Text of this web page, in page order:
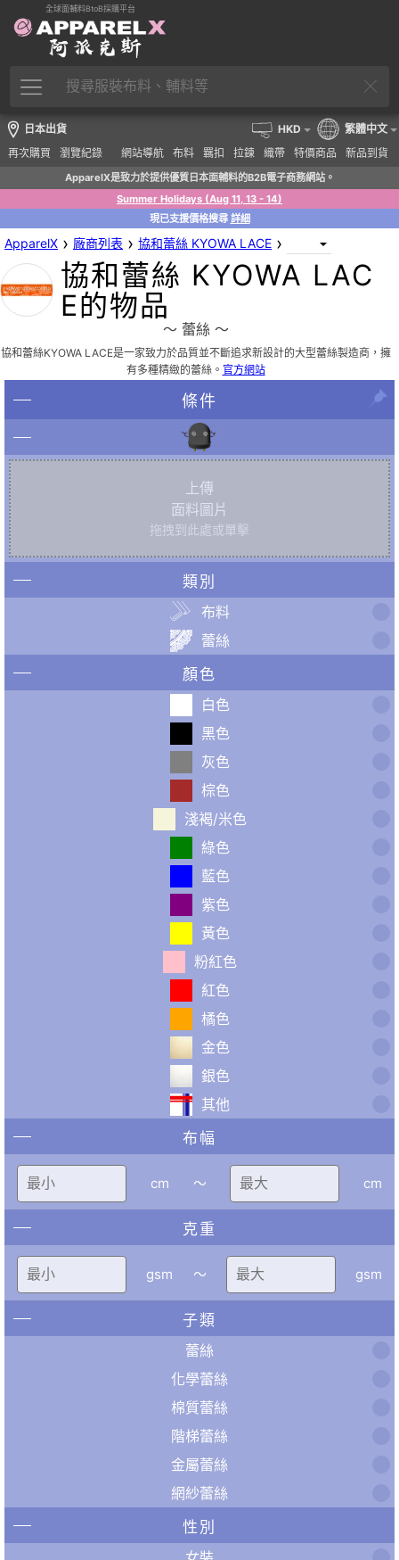
全球面輔料BtoB採購平台
日本出貨
再次購買
瀏覽紀錄 網站導航 布料 羈扣 拉鍊 織帶 特價商品 新品到貨
HKD 繁體中文
ApparelX是致力於提供優質日本面輔料的B2B電子商務網站。
Summer Holidays (Aug 11, 13 - 14)
現已支援價格搜尋 詳細
ApparelX › 廠商列表 › 協和蕾絲 KYOWA LACE ›
協和蕾絲 KYOWA LAC
E的物品
〜 蕾絲 〜
協和蕾絲KYOWA LACE是一家致力於品質並不斷追求新設計的大型蕾絲製造商，擁
有多種精緻的蕾絲。 官方網站
條件
上傳
面料圖片
拖拽到此處或單擊
類別
布料
蕾絲
顏色
白色
黑色
灰色
棕色
淺褐/米色
綠色
藍色
紫色
黃色
粉紅色
紅色
橘色
金色
銀色
其他
布幅
cm 〜 cm
克重
gsm 〜 gsm
子類
蕾絲
化學蕾絲
棉質蕾絲
階梯蕾絲
金屬蕾絲
網紗蕾絲
性別